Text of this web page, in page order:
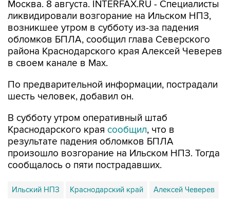
возникшее утром в субботу из-за падения
обломков БПЛА, сообщил глава Северского
района Краснодарского края Алексей Чеверев
в своем канале в Max.
По предварительной информации, пострадали
В субботу утром оперативный штаб
результате падения обломков БПЛА
произошло возгорание на Ильском НПЗ. Тогда
сообщалось о пяти пострадавших.
Ильский НПЗ Краснодарский край Алексей Чеверев